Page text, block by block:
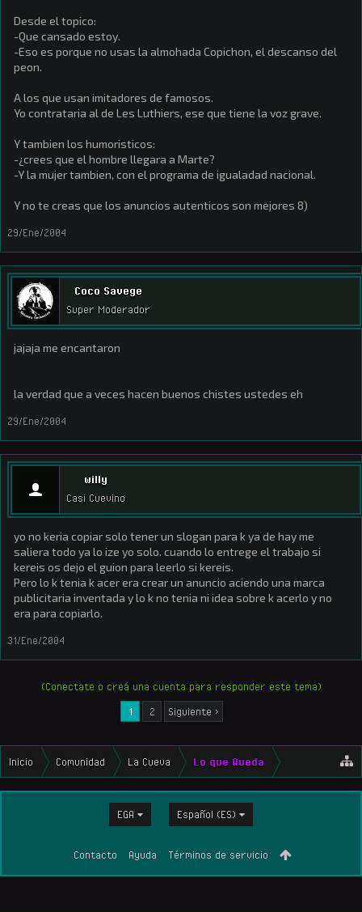
Desde el topico:
-Que cansado estoy.
-Eso es porque no usas la almohada Copichon, el descanso del
peon.
A los que usan imitadores de famosos.
Yo contrataria al de Les Luthiers, ese que tiene la voz grave.
Y tambien los humoristicos:
-¿crees que el hombre llegara a Marte?
-Y la mujer tambien, con el programa de igualadad nacional.
Y no te creas que los anuncios autenticos son mejores 8)
29/Ene/2004
Coco Savege
Super Moderador
jajaja me encantaron
la verdad que a veces hacen buenos chistes ustedes eh
29/Ene/2004
willy
Casi Cuevino
yo no keria copiar solo tener un slogan para k ya de hay me
saliera todo ya lo ize yo solo. cuando lo entrege el trabajo si
kereis os dejo el guion para leerlo si kereis.
Pero lo k tenia k acer era crear un anuncio aciendo una marca
publicitaria inventada y lo k no tenia ni idea sobre k acerlo y no
era para copiarlo.
31/Ene/2004
(Conectate o creá una cuenta para responder este tema)
1
2 Siguiente >
Inicio Comunidad La Cueva Lo que Queda
EGA Español (ES)
Contacto Ayuda Términos de servicio